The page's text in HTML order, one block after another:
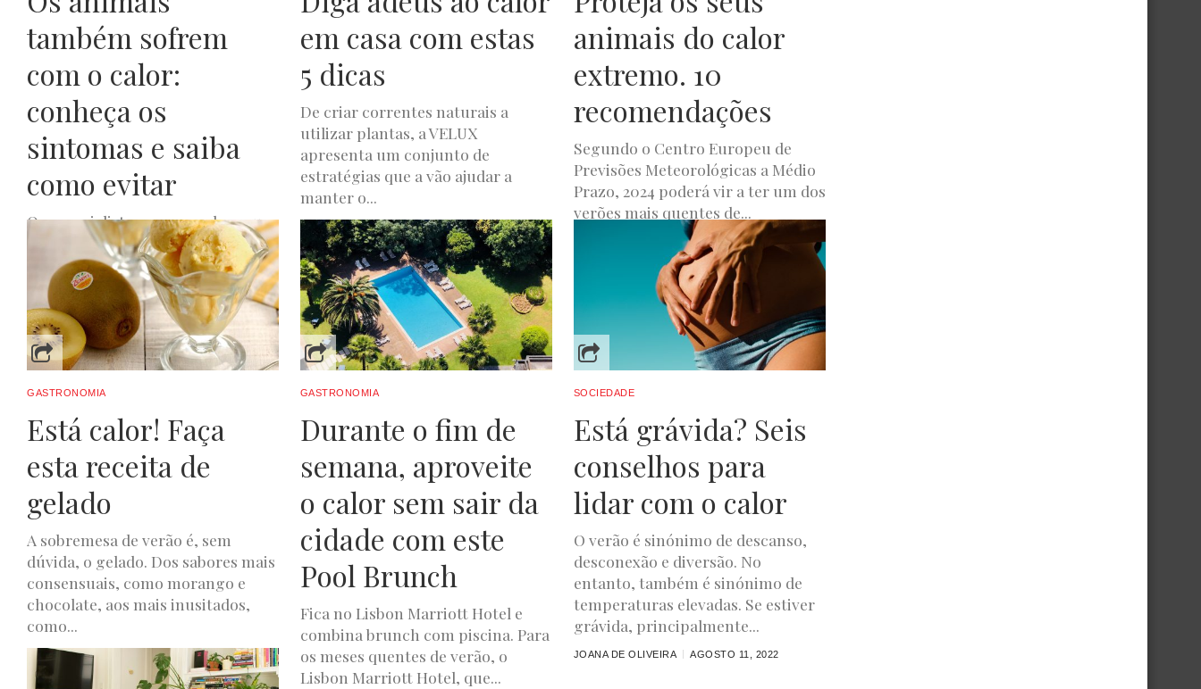
também sofrem
com o calor:
conheça os
sintomas e saiba
como evitar
Os especialistas recomendam que
se ofereçam alimentos frescos e
húmidos, como frutas e legumes
que não prejudiquem os animais, e
que...
LUXWOMAN JUNHO 26, 2025
em casa com estas
5 dicas
De criar correntes naturais a
utilizar plantas, a VELUX
apresenta um conjunto de
estratégias que a vão ajudar a
manter o...
LUXWOMAN JUNHO 24, 2025
animais do calor
extremo. 10
recomendações
Segundo o Centro Europeu de
Previsões Meteorológicas a Médio
Prazo, 2024 poderá vir a ter um dos
verões mais quentes de...
JULHO 31, 2024
GASTRONOMIA
Está calor! Faça
esta receita de
gelado
A sobremesa de verão é, sem
dúvida, o gelado. Dos sabores mais
consensuais, como morango e
chocolate, aos mais inusitados,
como...
JOANA DE OLIVEIRA JULHO 22, 2024
GASTRONOMIA
Durante o fim de
semana, aproveite
o calor sem sair da
cidade com este
Pool Brunch
Fica no Lisbon Marriott Hotel e
combina brunch com piscina. Para
os meses quentes de verão, o
Lisbon Marriott Hotel, que...
SOCIEDADE
Está grávida? Seis
conselhos para
lidar com o calor
O verão é sinónimo de descanso,
desconexão e diversão. No
entanto, também é sinónimo de
temperaturas elevadas. Se estiver
grávida, principalmente...
JOANA DE OLIVEIRA AGOSTO 11, 2022